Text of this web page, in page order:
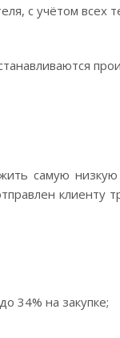
с учётом всех
самую
клиенту
34% на закупке;